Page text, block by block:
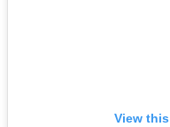
View